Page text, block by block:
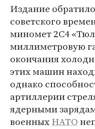
Издание
советского
миномет 2С4
миллиметровую
окончания
этих машин
однако
артиллерии
ядерными
военныхНАТО